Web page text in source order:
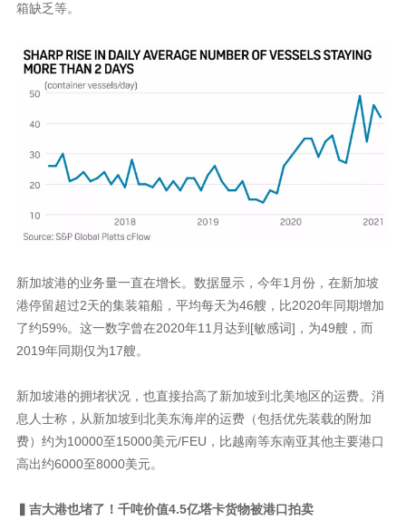
箱缺乏等。
新加坡港的业务量一直在增长。数据显示，今年1月份，在新加坡
港停留超过2天的集装箱船，平均每天为46艘，比2020年同期增加
了约59%。这一数字曾在2020年11月达到[敏感词]，为49艘，而
2019年同期仅为17艘。
新加坡港的拥堵状况，也直接抬高了新加坡到北美地区的运费。消
息人士称，从新加坡到北美东海岸的运费（包括优先装载的附加
费）约为10000至15000美元/FEU，比越南等东南亚其他主要港口
高出约6000至8000美元。
▍吉大港也堵了！千吨价值4.5亿塔卡货物被港口拍卖